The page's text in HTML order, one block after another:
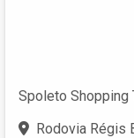
Spoleto Shopping
Rodovia Régis